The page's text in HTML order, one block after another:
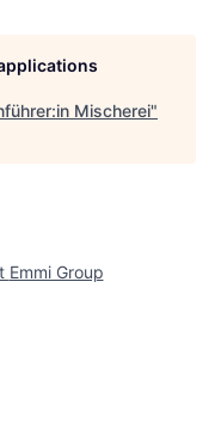
Mischerei"
Emmi Group